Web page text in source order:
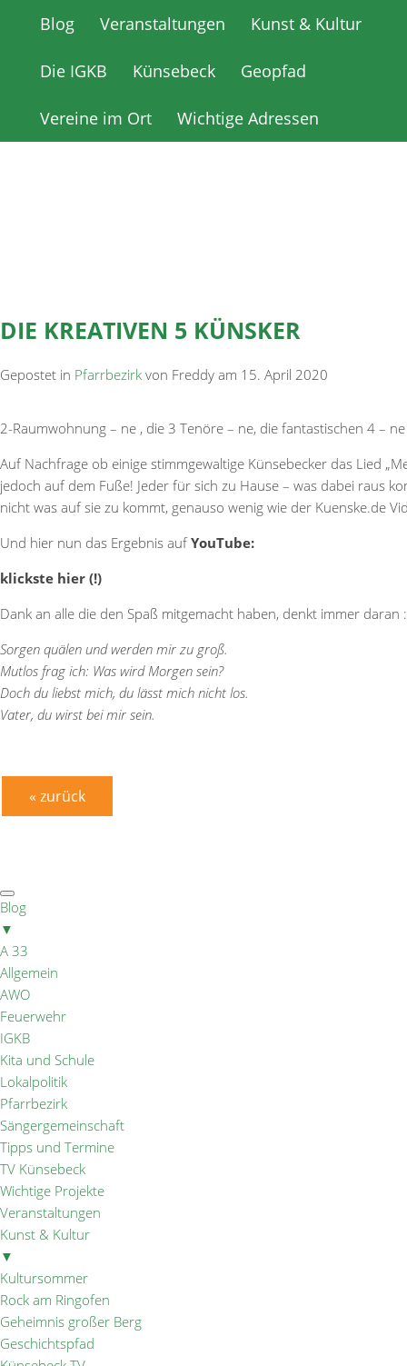
Blog Veranstaltungen Kunst & Kultur
Die IGKB Künsebeck Geopfad
Vereine im Ort Wichtige Adressen
Blog Veranstaltungen Kunst & Kultur
Die IGKB Künsebeck Geopfad
Vereine im Ort Wichtige Adressen
DIE KREATIVEN 5 KÜNSKER
Gepostet in Pfarrbezirk von Freddy am 15. April 2020
2-Raumwohnung – ne , die 3 Tenöre – ne, die fantastischen 4 –
Auf Nachfrage ob einige stimmgewaltige Künsebecker das Lied
jedoch auf dem Fuße! Jeder für sich zu Hause – was dabei raus
nicht was auf sie zu kommt, genauso wenig wie der Kuenske.de
Und hier nun das Ergebnis aufYouTube:
klickste hier (!)
Dank an alle die den Spaß mitgemacht haben, denkt immer daran :
Sorgen quälen und werden mir zu groß.
Mutlos frag ich: Was wird Morgen sein?
Doch du liebst mich, du lässt mich nicht los.
Vater, du wirst bei mir sein.
« zurück
Blog
▼
A 33
Allgemein
AWO
Feuerwehr
IGKB
Kita und Schule
Lokalpolitik
Pfarrbezirk
Sängergemeinschaft
Tipps und Termine
TV Künsebeck
Wichtige Projekte
Veranstaltungen
Kunst & Kultur
▼
Kultursommer
Rock am Ringofen
Geheimnis großer Berg
Geschichtspfad